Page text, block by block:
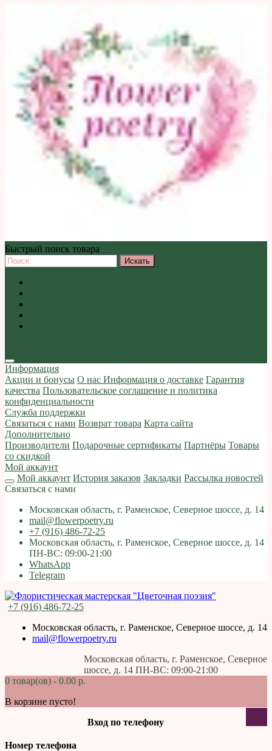
Быстрый поиск товара
Информация
Акции и бонусы О нас Информация о доставке Гарантия
качества Пользовательское соглашение и политика
конфиденциальности
Служба поддержки
Связаться с нами Возврат товара Карта сайта
Дополнительно
Производители Подарочные сертификаты Партнёры Товары
со скидкой
Мой аккаунт
Мой аккаунт История заказов Закладки Рассылка новостей
Связаться с нами
Московская область, г. Раменское, Северное шоссе, д. 14
mail@flowerpoetry.ru
+7 (916) 486-72-25
Московская область, г. Раменское, Северное шоссе, д. 14
ПН-ВС: 09:00-21:00
WhatsApp
Telegram
+7 (916) 486-72-25
Московская область, г. Раменское, Северное шоссе, д. 14
mail@flowerpoetry.ru
Московская область, г. Раменское, Северное
шоссе, д. 14 ПН-ВС: 09:00-21:00
0 товар(ов) - 0.00 р.
В корзине пусто!
Вход по телефону
Номер телефона